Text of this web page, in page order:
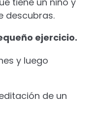
descubras.
ejercicio.
y luego
de un